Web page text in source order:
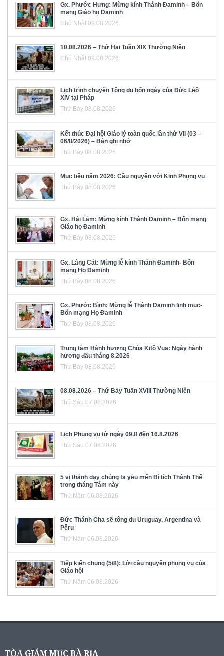
Gx. Phước Hưng: Mừng kính Thánh Đaminh – Bổn
mạng Giáo họ Đaminh
Chủ Nhật 09.08.2026
10.08.2026 – Thứ Hai Tuần XIX Thường Niên
Chủ Nhật 09.08.2026
Lịch trình chuyến Tông du bốn ngày của Đức Lêô
XIV tại Pháp
Thứ Bảy 08.08.2026
Kết thúc Đại hội Giáo lý toàn quốc lần thứ VII (03 –
06/8/2026) – Bản ghi nhớ
Thứ Bảy 08.08.2026
Mục tiêu năm 2026: Cầu nguyện với Kinh Phụng vụ
Thứ Bảy 08.08.2026
Gx. Hải Lâm: Mừng kính Thánh Đaminh – Bổn mạng
Giáo họ Đaminh
Thứ Bảy 08.08.2026
Gx. Láng Cát: Mừng lễ kính Thánh Đaminh- Bổn
mạng Họ Đaminh
Thứ Bảy 08.08.2026
Gx. Phước Bình: Mừng lễ Thánh Đaminh linh mục-
Bổn mạng Họ Đaminh
Thứ Bảy 08.08.2026
Trung tâm Hành hương Chúa Kitô Vua: Ngày hành
hương đầu tháng 8.2026
Thứ Bảy 08.08.2026
08.08.2026 – Thứ Bảy Tuần XVIII Thường Niên
Thứ Sáu 07.08.2026
Lịch Phụng vụ từ ngày 09.8 đến 16.8.2026
Thứ Sáu 07.08.2026
5 vị thánh dạy chúng ta yêu mến Bí tích Thánh Thể
trong tháng Tám này
Thứ Năm 06.08.2026
Đức Thánh Cha sẽ tông du Uruguay, Argentina và
Pêru
Thứ Năm 06.08.2026
Tiếp kiến chung (5/8): Lời cầu nguyện phụng vụ của
Giáo hội
Thứ Năm 06.08.2026
TÒA GIÁM MỤC BÀ RỊA